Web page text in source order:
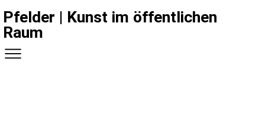
Pfelder | Kunst im öffentlichen
Raum